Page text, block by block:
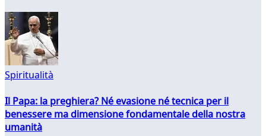
Spiritualità
Il Papa: la preghiera? Né evasione né tecnica per il
benessere ma dimensione fondamentale della nostra
umanità